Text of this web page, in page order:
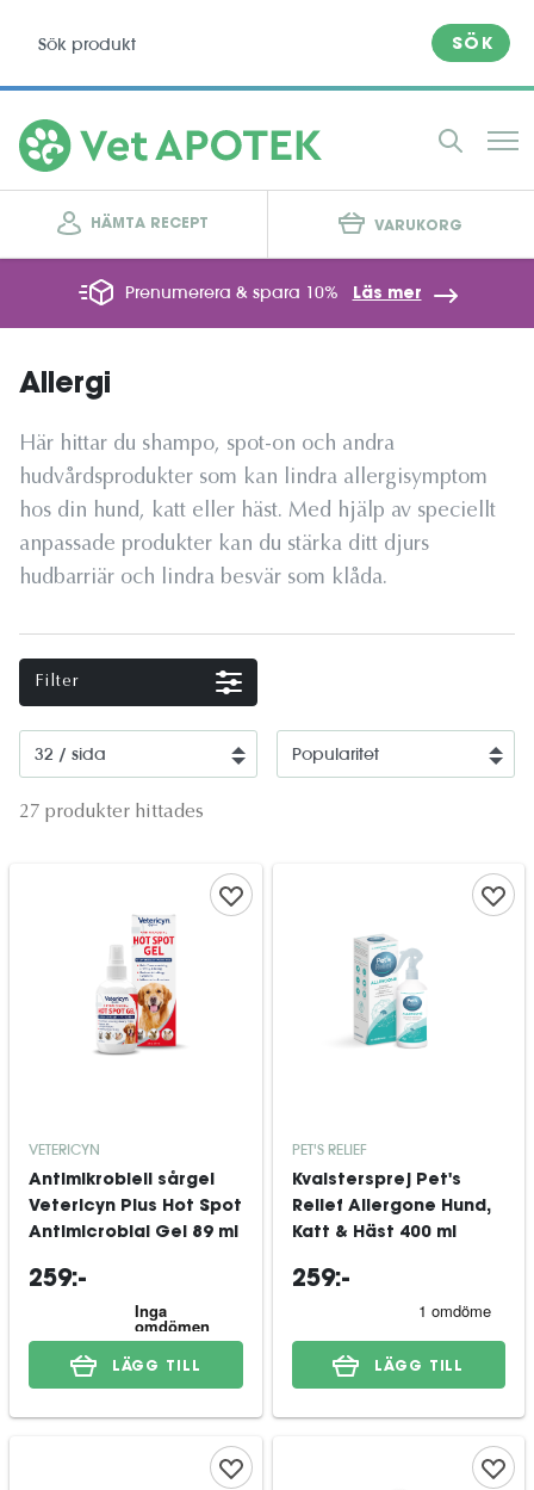
SÖK
HÄMTA RECEPT VARUKORG
Prenumerera & spara 10% Läs mer
Allergi
Här hittar du shampo, spot-on och andra
hudvårdsprodukter som kan lindra allergisymptom
hos din hund, katt eller häst. Med hjälp av speciellt
anpassade produkter kan du stärka ditt djurs
hudbarriär och lindra besvär som klåda.
Filter
27 produkter hittades
VETERICYN
Antimikrobiell sårgel
Vetericyn Plus Hot Spot
Antimicrobial Gel 89 ml
259:-
LÄGG TILL
PET'S RELIEF
Kvalstersprej Pet's
Relief Allergone Hund,
Katt & Häst 400 ml
259:-
LÄGG TILL